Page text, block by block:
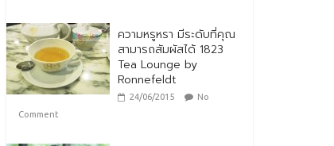
ความหรูหรา มีระดับที่คุณ
สามารถสัมผัสได้ 1823
Tea Lounge by
Ronnefeldt
24/06/2015
No
Comment